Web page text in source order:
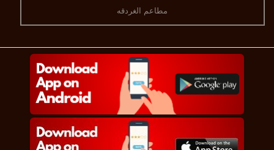
مطاعم الغردقه